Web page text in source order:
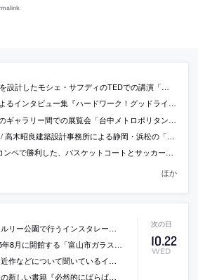
モシェ・サフディのTEDでの講演「アパート建築を改革する」の動画(日本語字幕付)
ビュー集『ハードワーク！グッドライフ！ 新しい働き方に挑戦するための6つの対話』
リー間での展覧会「台中メトロポリタンオペラハウスの軌跡 2005-2014」の会場写真
良建築設計事務所による静岡・浜松の「たなか整形外科／大屋根のクリニック」
利した、バスケットコートとサッカー場が積層している、ブラジルのスポーツ施設の画像
ほか
10.22
WED
ンスタレーション「Many Small Cubes」の写真など
する「富山市ガラス美術館（仮称）」の画像
どについて聞いているインタビュー
『必然的にばらばらなものが生まれてくる』